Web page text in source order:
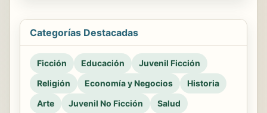
Categorías Destacadas
Ficción Educación
Juvenil Ficción
Religión
Economía y Negocios
Historia
Arte
Juvenil No Ficción Salud